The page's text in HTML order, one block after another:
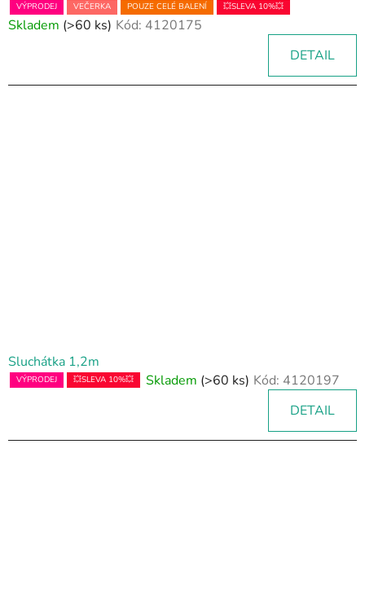
VÝPRODEJ VEČERKA POUZE CELÉ BALENÍ 💥SLEVA 10%💥
Skladem (>60 ks) Kód: 4120175
DETAIL
Sluchátka 1,2m
VÝPRODEJ 💥SLEVA 10%💥 Skladem (>60 ks) Kód: 4120197
DETAIL